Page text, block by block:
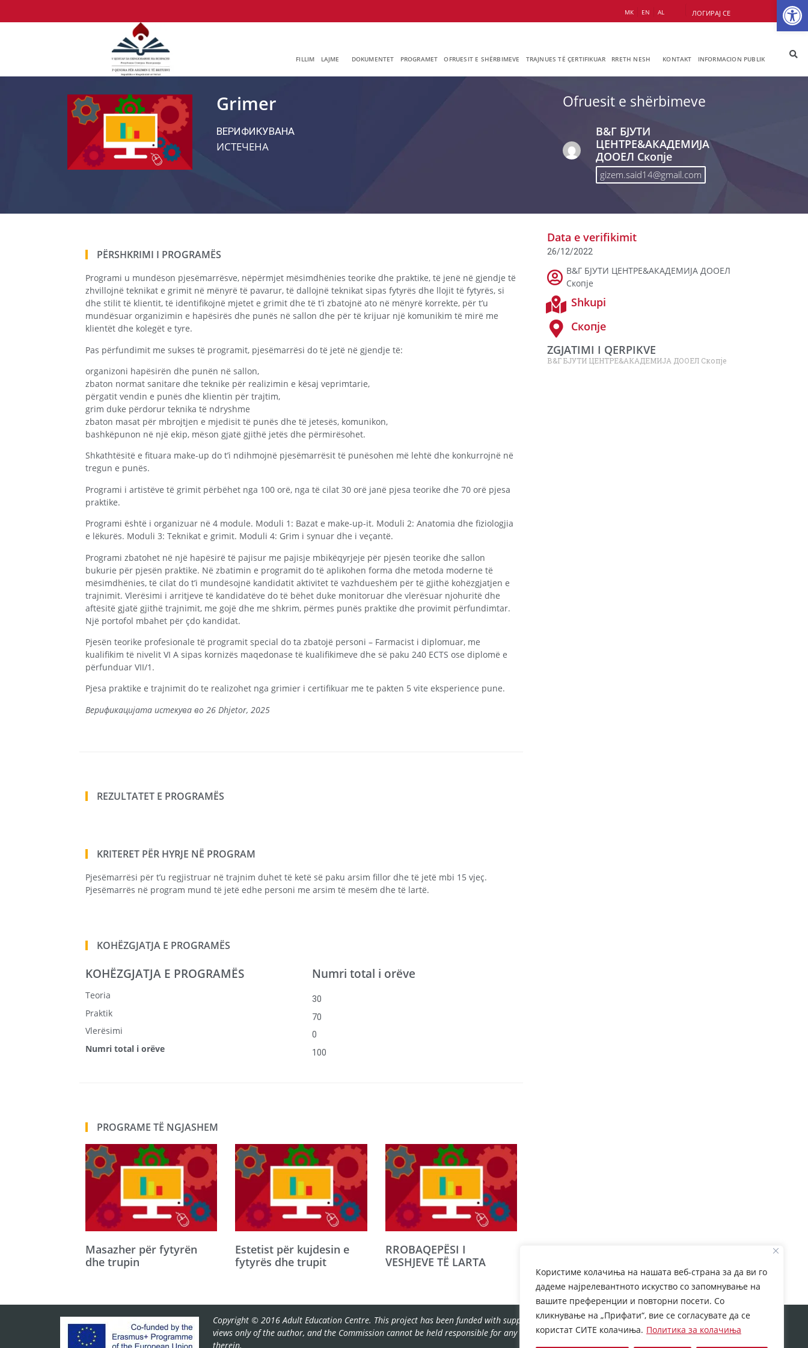
Користиме колачиња на нашата веб-страна за да ви го
дадеме најрелевантното искуство со запомнување на
вашите преференции и повторни посети. Со
кликнување на „Прифати“, вие се согласувате да се
користат СИТЕ колачиња. Политика за колачиња
МК EN AL ЛОГИРАЈ СЕ
FILLIM LAJME DOKUMENTET PROGRAMET OFRUESIT E SHËRBIMEVE TRAJNUES TË ÇERTIFIKUAR RRETH NESH KONTAKT INFORMACION PUBLIK
Grimer
ВЕРИФИКУВАНА
ИСТЕЧЕНА
Ofruesit e shërbimeve
В&Г БЈУТИ
ЦЕНТРЕ&АКАДЕМИЈА
ДООЕЛ Скопје
gizem.said14@gmail.com
PËRSHKRIMI I PROGRAMËS
Programi u mundëson pjesëmarrësve, nëpërmjet mësimdhënies teorike dhe praktike, të jenë në gjendje të
zhvillojnë teknikat e grimit në mënyrë të pavarur, të dallojnë teknikat sipas fytyrës dhe llojit të fytyrës, si
dhe stilit të klientit, të identifikojnë mjetet e grimit dhe të t’i zbatojnë ato në mënyrë korrekte, për t’u
mundësuar organizimin e hapësirës dhe punës në sallon dhe për të krijuar një komunikim të mirë me
klientët dhe kolegët e tyre.
Pas përfundimit me sukses të programit, pjesëmarrësi do të jetë në gjendje të:
organizoni hapësirën dhe punën në sallon,
zbaton normat sanitare dhe teknike për realizimin e kësaj veprimtarie,
përgatit vendin e punës dhe klientin për trajtim,
grim duke përdorur teknika të ndryshme
zbaton masat për mbrojtjen e mjedisit të punës dhe të jetesës, komunikon,
bashkëpunon në një ekip, mëson gjatë gjithë jetës dhe përmirësohet.
Shkathtësitë e fituara make-up do t’i ndihmojnë pjesëmarrësit të punësohen më lehtë dhe konkurrojnë në
tregun e punës.
Programi i artistëve të grimit përbëhet nga 100 orë, nga të cilat 30 orë janë pjesa teorike dhe 70 orë pjesa
praktike.
Programi është i organizuar në 4 module. Moduli 1: Bazat e make-up-it. Moduli 2: Anatomia dhe fiziologjia
e lëkurës. Moduli 3: Teknikat e grimit. Moduli 4: Grim i synuar dhe i veçantë.
Programi zbatohet në një hapësirë ​​të pajisur me pajisje mbikëqyrjeje për pjesën teorike dhe sallon
bukurie për pjesën praktike. Në zbatimin e programit do të aplikohen forma dhe metoda moderne të
mësimdhënies, të cilat do t’i mundësojnë kandidatit aktivitet të vazhdueshëm për të gjithë kohëzgjatjen e
trajnimit. Vlerësimi i arritjeve të kandidatëve do të bëhet duke monitoruar dhe vlerësuar njohuritë dhe
aftësitë gjatë gjithë trajnimit, me gojë dhe me shkrim, përmes punës praktike dhe provimit përfundimtar.
Një portofol mbahet për çdo kandidat.
Pjesën teorike profesionale të programit special do ta zbatojë personi – Farmacist i diplomuar, me
kualifikim të nivelit VI A sipas kornizës maqedonase të kualifikimeve dhe së paku 240 ECTS ose diplomë e
përfunduar VII/1.
Pjesa praktike e trajnimit do te realizohet nga grimier i certifikuar me te pakten 5 vite eksperience pune.
Верификацијата истекува во 26 Dhjetor, 2025
REZULTATET E PROGRAMËS
KRITERET PËR HYRJE NË PROGRAM
Pjesëmarrësi për t’u regjistruar në trajnim duhet të ketë së paku arsim fillor dhe të jetë mbi 15 vjeç.
Pjesëmarrës në program mund të jetë edhe personi me arsim të mesëm dhe të lartë.
KOHËZGJATJA E PROGRAMËS
KOHËZGJATJA E PROGRAMËS
Teoria
Numri total i orëve
30
Praktik 70
Vlerësimi 0
Numri total i orëve 100
PROGRAME TË NGJASHEM
Masazher për fytyrën
dhe trupin
Estetist për kujdesin e
fytyrës dhe trupit
RROBAQEPËSI I
VESHJEVE TË LARTA
Data e verifikimit
26/12/2022
В&Г БЈУТИ ЦЕНТРЕ&АКАДЕМИЈА ДООЕЛ
Скопје
Shkupi
Скопје
ZGJATIMI I QERPIKVE
В&Г БЈУТИ ЦЕНТРЕ&АКАДЕМИЈА ДООЕЛ Скопје
Copyright © 2016 Adult Education Centre. This project has been funded with support from European Commission. This web site reflects the
views only of the author, and the Commission cannot be held responsible for any use which may be made of the information contained
therein.